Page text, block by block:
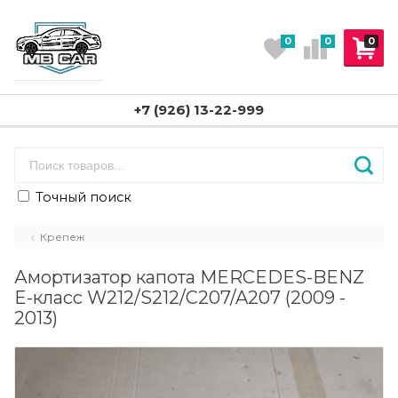
0
0 0
+7 (926) 13-22-999
Точный поиск
Крепеж
Амортизатор капота MERCEDES-BENZ
E-класс W212/S212/C207/A207 (2009 -
2013)